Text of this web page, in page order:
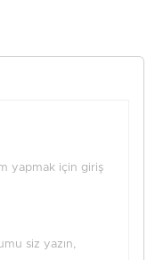
yapmak için giriş
siz yazın,